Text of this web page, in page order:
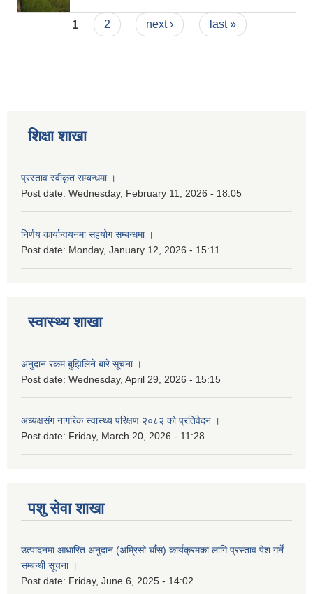
Pages
1 2 next › last »
शिक्षा शाखा
प्रस्ताव स्वीकृत सम्बन्धमा ।
Post date: Wednesday, February 11, 2026 - 18:05
निर्णय कार्यान्वयनमा सहयोग सम्बन्धमा ।
Post date: Monday, January 12, 2026 - 15:11
स्वास्थ्य शाखा
अनुदान रकम बुझिलिने बारे सूचना ।
Post date: Wednesday, April 29, 2026 - 15:15
अध्यक्षसंग नागरिक स्वास्थ्य परिक्षण २०८२ को प्रतिवेदन ।
Post date: Friday, March 20, 2026 - 11:28
पशु सेवा शाखा
उत्पादनमा आधारित अनुदान (अम्रिसो घाँस) कार्यक्रमका लागि प्रस्ताव पेश गर्ने
सम्बन्धी सूचना ।
Post date: Friday, June 6, 2025 - 14:02